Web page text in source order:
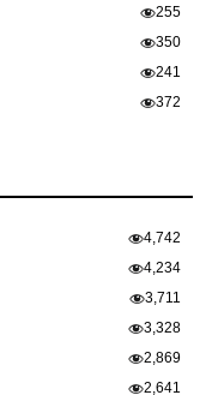
255
350
241
372
4,742
4,234
3,711
3,328
2,869
2,641